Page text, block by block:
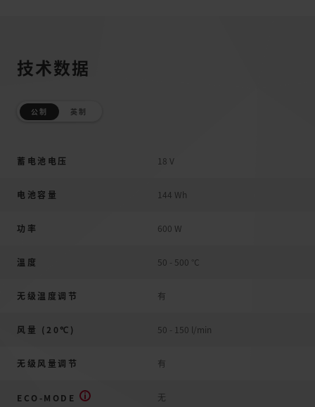
技术数据
公制 英制
蓄电池电压 18 V
电池容量 144 Wh
功率 600 W
溫度 50 - 500 °C
无级温度调节 有
风量 (20℃) 50 - 150 l/min
无级风量调节 有
ECO-MODE 无